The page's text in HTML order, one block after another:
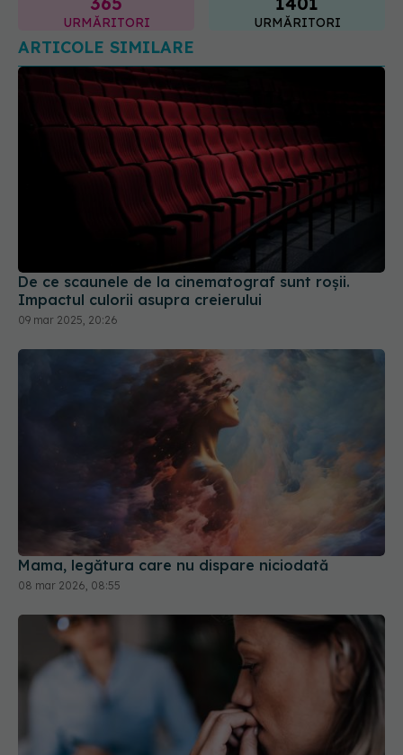
De ce scaunele de la cinematograf sunt roșii.
Impactul culorii asupra creierului
09 mar 2025, 20:26
Mama, legătura care nu dispare niciodată
08 mar 2026, 08:55